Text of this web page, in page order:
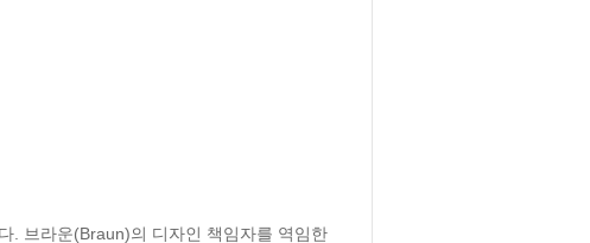
. 브라운(Braun)의 디자인 책임자를 역임한